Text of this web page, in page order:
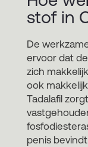
stof in
De
ervoor dat
zich
ook
Tadalafil
penis